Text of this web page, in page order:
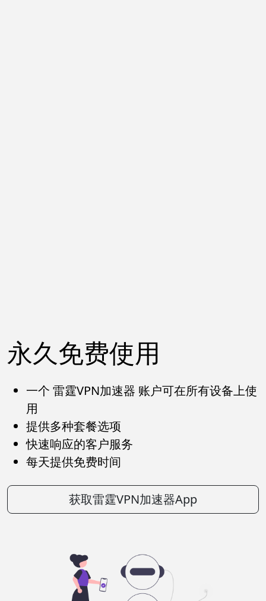
永久免费使用
一个 雷霆VPN加速器 账户可在所有设备上使
用
提供多种套餐选项
快速响应的客户服务
每天提供免费时间
获取雷霆VPN加速器App